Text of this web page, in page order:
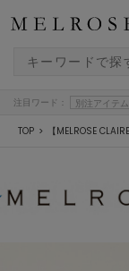
注目ワード： 別注アイテム
TOP 【MELROSE